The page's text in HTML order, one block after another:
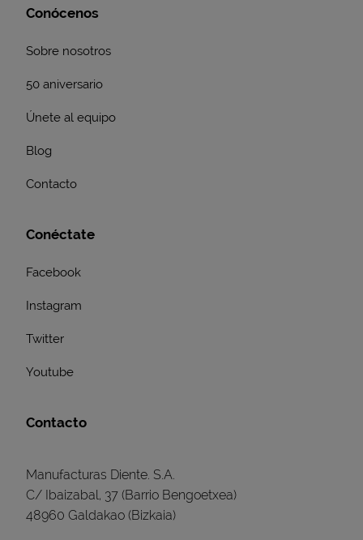
Conócenos
Sobre nosotros
50 aniversario
Únete al equipo
Blog
Contacto
Conéctate
Facebook
Instagram
Twitter
Youtube
Contacto
Manufacturas Diente. S.A.
C/ Ibaizabal, 37 (Barrio Bengoetxea)
48960 Galdakao (Bizkaia)